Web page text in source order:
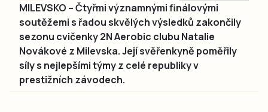
MILEVSKO – Čtyřmi významnými finálovými
soutěžemi s řadou skvělých výsledků zakončily
sezonu cvičenky 2N Aerobic clubu Natalie
Novákové z Milevska. Její svěřenkyně poměřily
síly s nejlepšími týmy z celé republiky v
prestižních závodech.